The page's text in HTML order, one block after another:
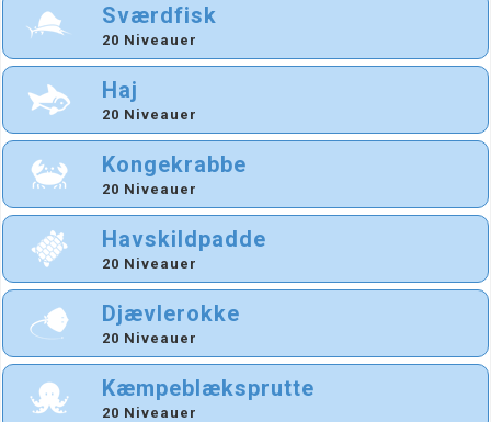
Sværdfisk
20 Niveauer
Haj
20 Niveauer
Kongekrabbe
20 Niveauer
Havskildpadde
20 Niveauer
Djævlerokke
20 Niveauer
Kæmpeblæksprutte
20 Niveauer